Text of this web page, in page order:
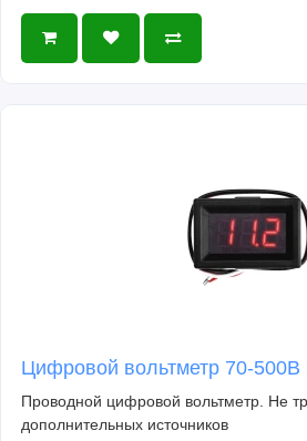
Цифровой вольтметр 70-500В
Проводной цифровой вольтметр. Не
дополнительных источников